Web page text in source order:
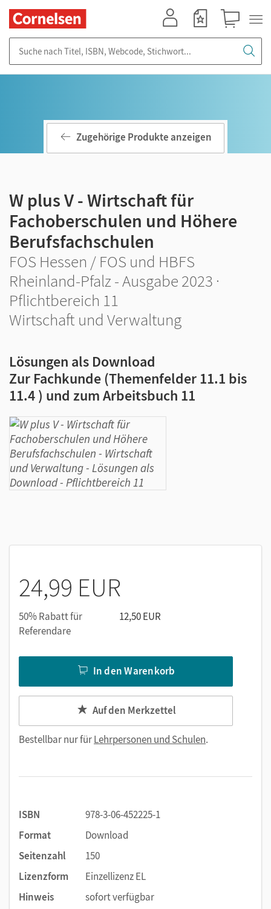
Zugehörige Produkte anzeigen
W plus V - Wirtschaft für
Fachoberschulen und Höhere
Berufsfachschulen
FOS Hessen / FOS und HBFS
Rheinland-Pfalz - Ausgabe 2023 ·
Pflichtbereich 11
Wirtschaft und Verwaltung
Lösungen als Download
Zur Fachkunde (Themenfelder 11.1 bis
11.4 ) und zum Arbeitsbuch 11
24,99 EUR
50% Rabatt für
Referendare
12,50 EUR
In den Warenkorb
Auf den Merkzettel
Bestellbar nur fürLehrpersonen und Schulen.
ISBN
978-3-06-452225-1
Format
Download
Seitenzahl
150
Lizenzform
Einzellizenz EL
Hinweis
sofort verfügbar